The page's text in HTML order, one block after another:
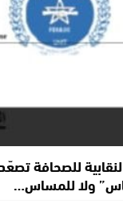
للصحافة
ولا للمساس…